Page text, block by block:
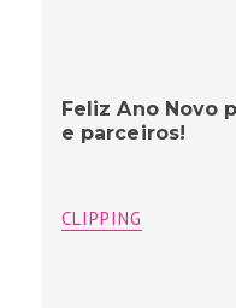
Feliz Ano Novo
e parceiros!
CLIPPING